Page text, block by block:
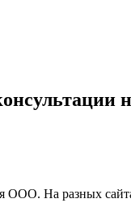
На разных